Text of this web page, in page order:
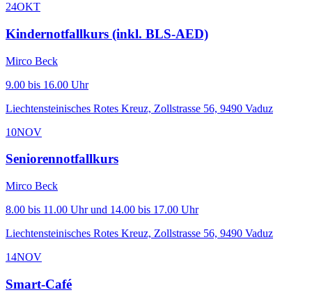
24OKT
Kindernotfallkurs (inkl. BLS-AED)
Mirco Beck
9.00 bis 16.00 Uhr
Liechtensteinisches Rotes Kreuz, Zollstrasse 56, 9490 Vaduz
10NOV
Seniorennotfallkurs
Mirco Beck
8.00 bis 11.00 Uhr und 14.00 bis 17.00 Uhr
Liechtensteinisches Rotes Kreuz, Zollstrasse 56, 9490 Vaduz
14NOV
Smart-Café